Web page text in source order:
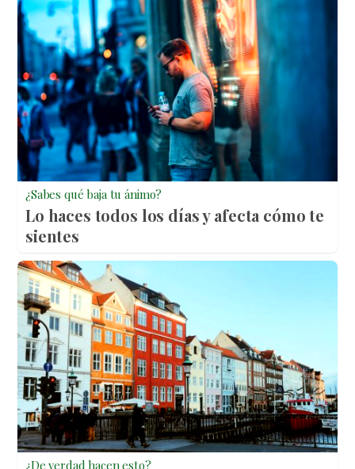
¿Sabes qué baja tu ánimo?
Lo haces todos los días y afecta cómo te
sientes
¿De verdad hacen esto?